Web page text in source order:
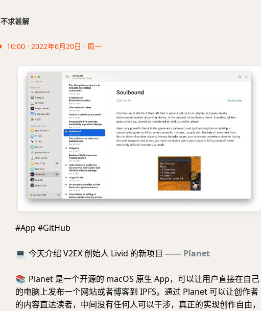
不求甚解
10:00 · 2022年6月20日 · 周一
#App #GitHub
💻 今天介绍 V2EX 创始人 Livid 的新项目 —— Planet
📚 Planet 是一个开源的 macOS 原生 App，可以让用户直接在自己
的电脑上发布一个网站或者博客到 IPFS。通过 Planet 可以让创作者
的内容直达读者，中间没有任何人可以干涉，真正的实现创作自由，